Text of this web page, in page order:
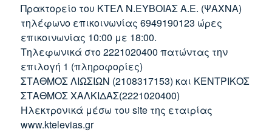
Πρακτορείο του ΚΤΕΛ Ν.ΕΥΒΟΙΑΣ Α.Ε. (ΨΑΧΝΑ)
τηλέφωνο επικοινωνίας 6949190123 ώρες
επικοινωνίας 10:00 με 18:00.
Τηλεφωνικά στο 2221020400 πατώντας την
επιλογή 1 (πληροφορίες)
ΣΤΑΘΜΟΣ ΛΙΩΣΙΩΝ (2108317153) και ΚΕΝΤΡΙΚΟΣ
ΣΤΑΘΜΟΣ ΧΑΛΚΙΔΑΣ(2221020400)
Ηλεκτρονικά μέσω του site της εταιρίας
www.ktelevias.gr